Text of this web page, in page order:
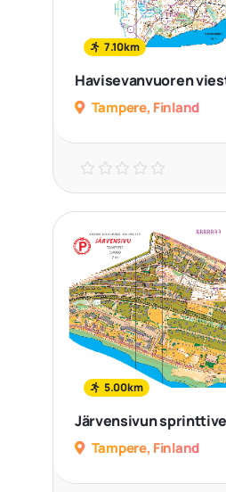
7.10km
Havisevanvuoren
Tampere, Finland
5.00km
Järvensivun
Tampere, Finland